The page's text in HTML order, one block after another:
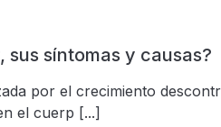
sus síntomas y causas?
por el crecimiento
el cuerp [...]